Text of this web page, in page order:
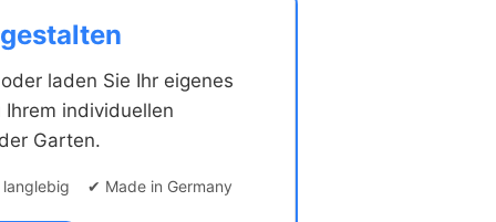
laden Sie Ihr eigenes
individuellen
Garten.
✔ Made in Germany